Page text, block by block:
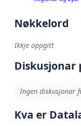
Nøkkelord
Ikkje oppgitt
Diskusjonar
Ingen diskusjonar
Kva er